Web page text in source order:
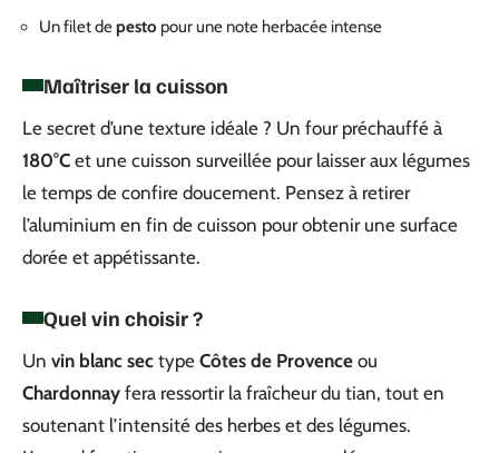
Un filet depesto pour une note herbacée intense
Maîtriser la cuisson
Le secret d’une texture idéale ? Un four préchauffé à
180°C et une cuisson surveillée pour laisser aux légumes
le temps de confire doucement. Pensez à retirer
l’aluminium en fin de cuisson pour obtenir une surface
dorée et appétissante.
Quel vin choisir ?
Un vin blanc sec type Côtes de Provence ou
Chardonnay fera ressortir la fraîcheur du tian, tout en
soutenant l’intensité des herbes et des légumes.